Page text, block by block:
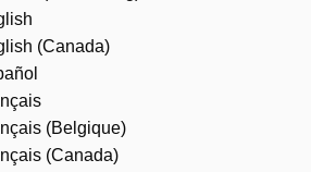
(Canada)
(Belgique)
(Canada)